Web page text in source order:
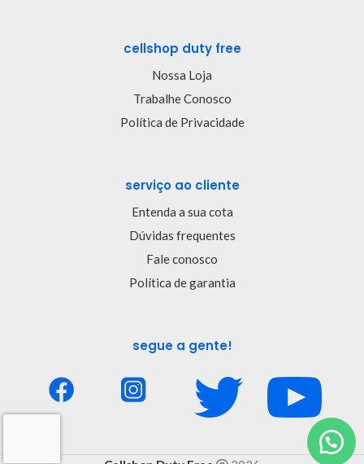
cellshop duty free
Nossa Loja
Trabalhe Conosco
Política de Privacidade
serviço ao cliente
Entenda a sua cota
Dúvidas frequentes
Fale conosco
Política de garantia
segue a gente!